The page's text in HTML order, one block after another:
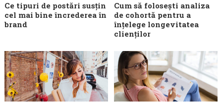
Ce tipuri de postări susțin
cel mai bine încrederea în
brand
Cum să folosești analiza
de cohortă pentru a
înțelege longevitatea
clienților